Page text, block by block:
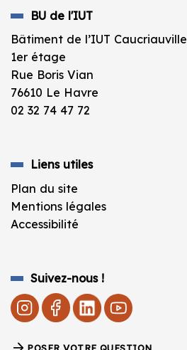
BU de l'IUT
Bâtiment de l’IUT Caucriauville
1er étage
Rue Boris Vian
76610 Le Havre
02 32 74 47 72
Liens utiles
Plan du site
Mentions légales
Accessibilité
Suivez-nous !
POSER VOTRE QUESTION